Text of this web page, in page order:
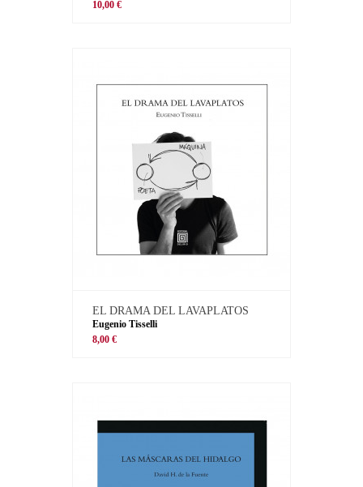
10,00 €
EL DRAMA DEL LAVAPLATOS
Eugenio Tisselli
8,00 €